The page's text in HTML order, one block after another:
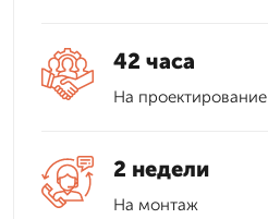
42 часа
На проектирование
2 недели
На монтаж